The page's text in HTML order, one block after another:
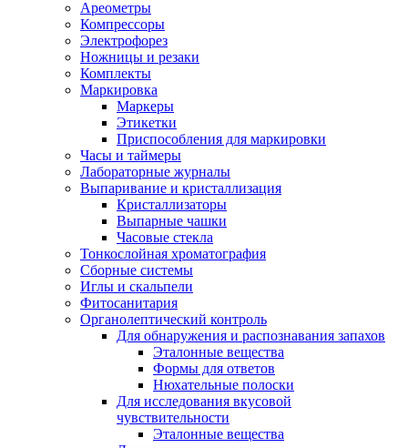
Ареометры
Компрессоры
Электрофорез
Ножницы и резаки
Комплекты
Маркировка
Маркеры
Этикетки
Приспособления для маркировки
Часы и таймеры
Лабораторные журналы
Выпаривание и кристаллизация
Кристаллизаторы
Выпарные чашки
Часовые стекла
Тонкослойная хроматография
Сборные системы
Иглы и скальпели
Фитосанитария
Органолептический контроль
Для обнаружения и распознавания запахов
Эталонные вещества
Формы для ответов
Нюхательные полоски
Для исследования вкусовой
чувствительности
Эталонные вещества